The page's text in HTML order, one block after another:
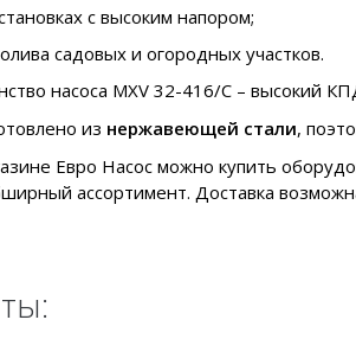
с высоким напором;
садовых и огородных участков.
насоса MXV 32-416/C – высокий
из нержавеющей стали,
Евро Насос можно купить
ассортимент. Доставка